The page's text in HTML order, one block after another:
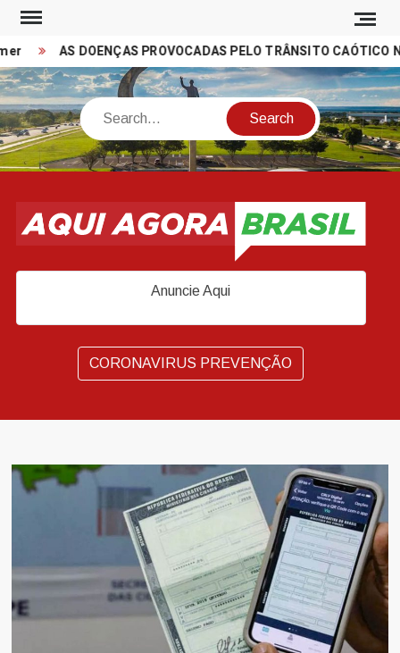
Skip
content
AS DOENÇAS PROVOCADAS PELO TRÂNSITO CAÓTICO
Search
Anuncie Aqui
CORONAVIRUS PREVENÇÃO